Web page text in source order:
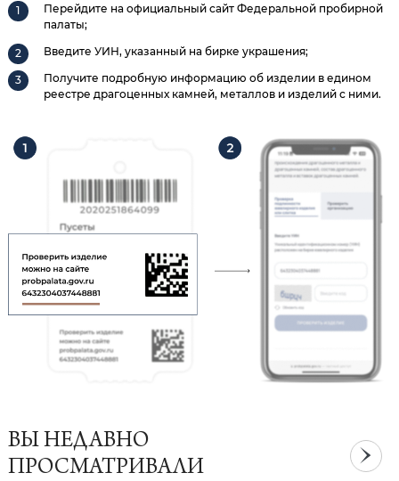
Перейдите на официальный сайт Федеральной пробирной
палаты;
Введите УИН, указанный на бирке украшения;
Получите подробную информацию об изделии в едином
реестре драгоценных камней, металлов и изделий с ними.
ВЫ НЕДАВНО
ПРОСМАТРИВАЛИ